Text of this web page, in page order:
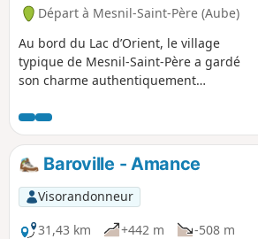
Départ à Mesnil-Saint-Père (Aube)
Au bord du Lac d’Orient, le village
typique de Mesnil-Saint-Père a gardé
son charme authentiquement
d’interprétation chemine entre les
maisons et les vergers, entre le port et
l’église.Baroville - Amance
Visorandonneur
31,43 km
+442 m
-508 m